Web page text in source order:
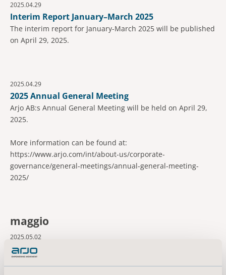
2025.04.29
Interim Report January–March 2025
The interim report for January-March 2025 will be published
on April 29, 2025.
2025.04.29
2025 Annual General Meeting
Arjo AB:s Annual General Meeting will be held on April 29,
2025.
More information can be found at:
https://www.arjo.com/int/about-us/corporate-
governance/general-meetings/annual-general-meeting-
2025/
maggio
2025.05.02
Proposed record date for dividend